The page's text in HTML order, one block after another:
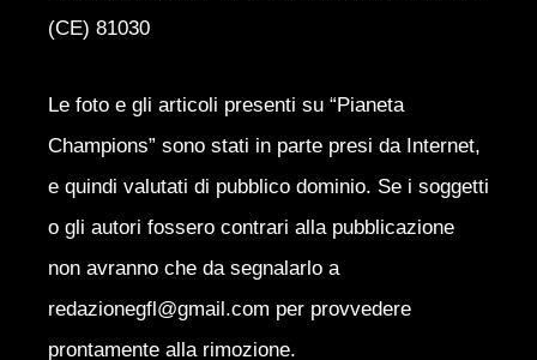
(CE) 81030
Le foto e gli articoli presenti su “Pianeta
Champions” sono stati in parte presi da Internet,
e quindi valutati di pubblico dominio. Se i soggetti
o gli autori fossero contrari alla pubblicazione
non avranno che da segnalarlo a
redazionegfl@gmail.com per provvedere
prontamente alla rimozione.